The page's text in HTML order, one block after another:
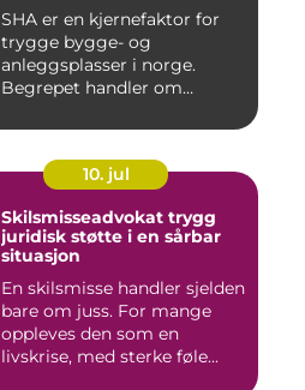
SHA er en kjernefaktor for
trygge bygge- og
anleggsplasser i norge.
Begrepet handler om
10. jul
Skilsmisseadvokat trygg
juridisk støtte i en sårbar
situasjon
En skilsmisse handler sjelden
bare om juss. For mange
oppleves den som en
livskrise, med sterke føle...